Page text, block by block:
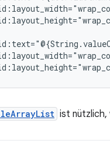
ist nützlich,